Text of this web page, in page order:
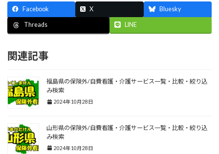
Facebook X Bluesky
Threads LINE
関連記事
福島県の保険外/自費看護・介護サービス一覧・比較・絞り込
み検索
2024年10月28日
山形県の保険外/自費看護・介護サービス一覧・比較・絞り込
み検索
2024年10月28日